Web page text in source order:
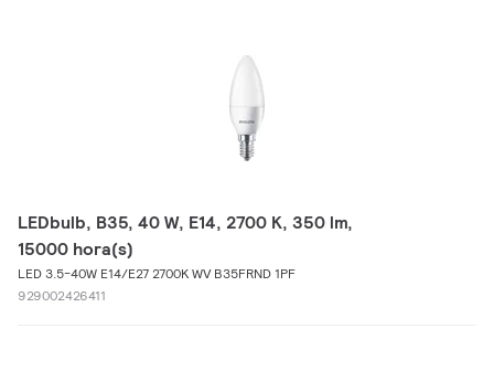
LEDbulb, B35, 40 W, E14, 2700 K, 350 lm,
15000 hora(s)
LED 3.5-40W E14/E27 2700K WV B35FRND 1PF
929002426411